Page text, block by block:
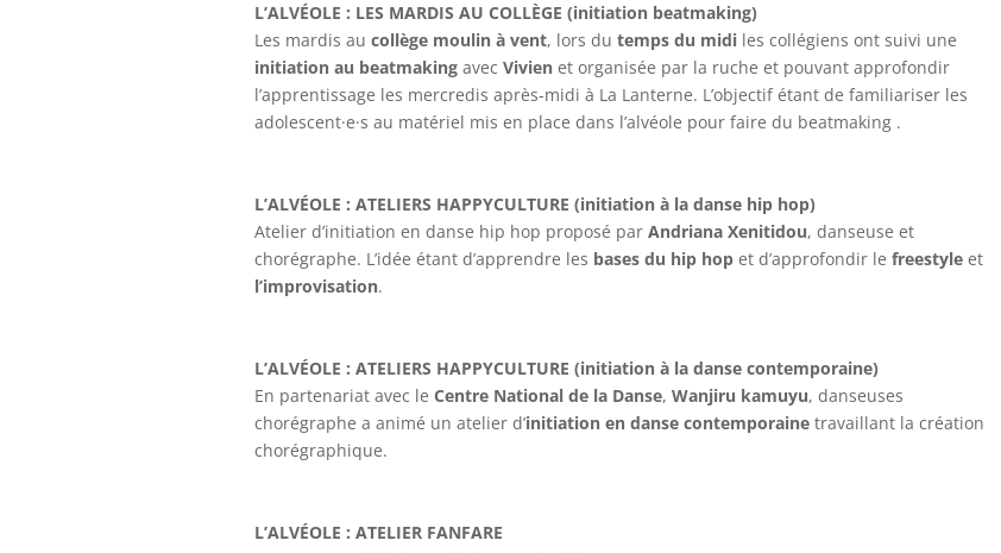
L’ALVÉOLE : LES MARDIS AU COLLÈGE (initiation beatmaking)
Les mardis au collège moulin à vent, lors du temps du midiles collégiens ont suivi une
initiation au beatmakingavec Vivienet organisée par la ruche et pouvant approfondir
l’apprentissage les mercredis après-midi à La Lanterne. L’objectif étant de familiariser les
adolescent·e·s au matériel mis en place dans l’alvéole pour faire du beatmaking .
L’ALVÉOLE : ATELIERS HAPPYCULTURE (initiation à la danse hip hop)
Atelier d’initiation en danse hip hop proposé par Andriana Xenitidou, danseuse et
chorégraphe. L’idée étant d’apprendre les bases du hip hopet d’approfondir le freestyleet
l’improvisation.
L’ALVÉOLE : ATELIERS HAPPYCULTURE (initiation à la danse contemporaine)
En partenariat avec le Centre National de la Danse, Wanjiru kamuyu, danseuses
chorégraphe a animé un atelier d’initiation en danse contemporainetravaillant la création
chorégraphique.
L’ALVÉOLE : ATELIER FANFARE